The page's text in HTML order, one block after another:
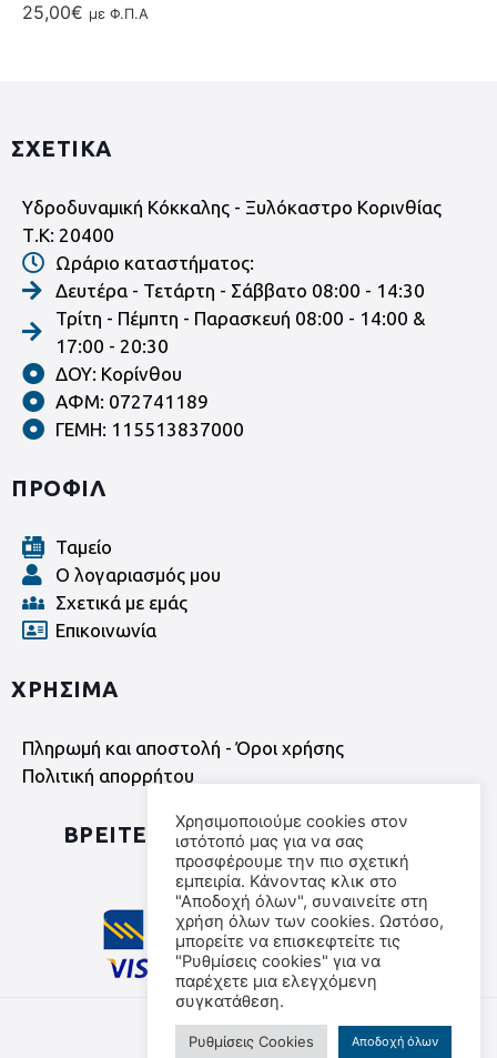
25,00€ με Φ.Π.Α
ΣΧΕΤΙΚΑ
Υδροδυναμική Κόκκαλης - Ξυλόκαστρο Κορινθίας
Τ.Κ: 20400
Ωράριο καταστήματος:
Δευτέρα - Τετάρτη - Σάββατο 08:00 - 14:30
Τρίτη - Πέμπτη - Παρασκευή 08:00 - 14:00 &
17:00 - 20:30
ΔΟΥ: Κορίνθου
ΑΦΜ: 072741189
ΓΕΜΗ: 115513837000
ΠΡΟΦΙΛ
Ταμείο
Ο λογαριασμός μου
Σχετικά με εμάς
Επικοινωνία
ΧΡΗΣΙΜΑ
Πληρωμή και αποστολή - Όροι χρήσης
Πολιτική απορρήτου
ΒΡΕΙΤΕ ΜΑΣ ΣΤΑ SOCIAL MEDIA
2026 All rights reserved
Χρησιμοποιούμε cookies στον
ιστότοπό μας για να σας
προσφέρουμε την πιο σχετική
εμπειρία. Κάνοντας κλικ στο
"Αποδοχή όλων", συναινείτε στη
χρήση όλων των cookies. Ωστόσο,
μπορείτε να επισκεφτείτε τις
"Ρυθμίσεις cookies" για να
παρέχετε μια ελεγχόμενη
συγκατάθεση.
Ρυθμίσεις Cookies Αποδοχή όλων